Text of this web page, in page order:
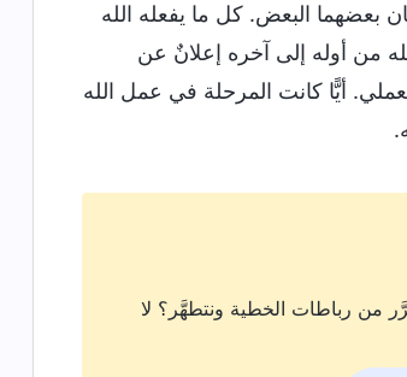
بعضهما البعض. كل ما يفعله الله
من أوله إلى آخره إعلانٌ عن
أيًّا كانت المرحلة في عمل الله
من رباطات الخطية ونتطهَّر؟ لا